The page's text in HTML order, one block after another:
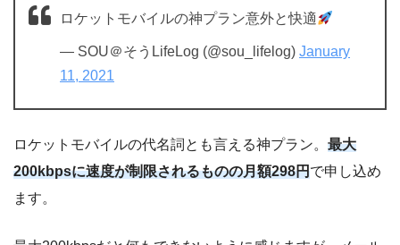
ロケットモバイルの神プラン意外と快適
— SOU＠そうLifeLog (@sou_lifelog) January
11, 2021
ロケットモバイルの代名詞とも言える神プラン。 最大
200kbpsに速度が制限されるものの月額298円で申し込め
ます。